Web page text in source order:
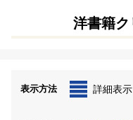
洋書籍
表示方法 詳細表示